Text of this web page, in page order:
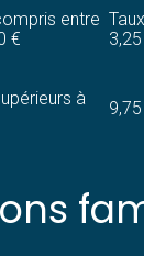
entre
€
à
9,75